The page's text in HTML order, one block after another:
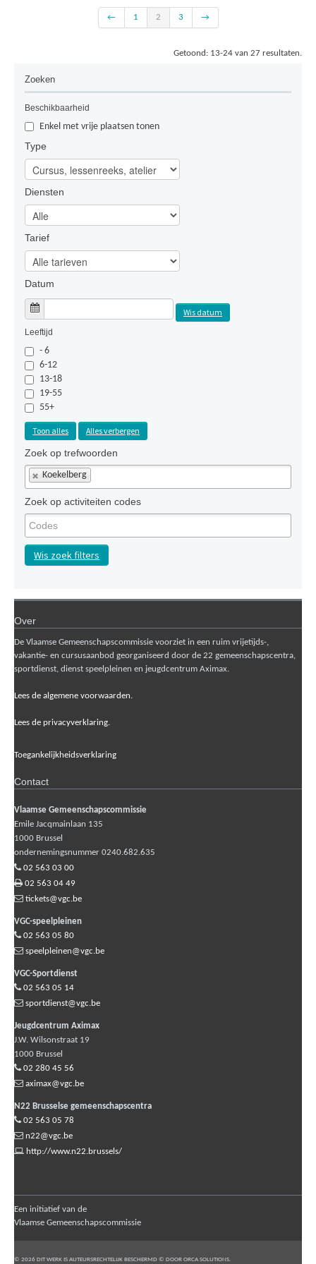
donderdag een uur vrij badmintonnen. Vrij spel betekent
dat je wedstrijdjes speelt met en tegen de andere
← 1 2 3 →
Getoond: 13-24 van 27 resultaten.
Zoeken
Beschikbaarheid
Enkel met vrije plaatsen tonen
Type
Diensten
Tarief
Datum
Wis datum
Leeftijd
- 6
6-12
13-18
19-55
55+
Toon alles Alles verbergen
Zoek op trefwoorden
Koekelberg
Zoek op activiteiten codes
Wis zoek filters
Over
De Vlaamse Gemeenschapscommissie voorziet in een ruim vrijetijds-,
vakantie- en cursusaanbod georganiseerd door de 22 gemeenschapscentra,
sportdienst, dienst speelpleinen en jeugdcentrum Aximax.
Lees de algemene voorwaarden.
Lees de privacyverklaring.
Toegankelijkheidsverklaring
Contact
Vlaamse Gemeenschapscommissie
Emile Jacqmainlaan 135
1000 Brussel
ondernemingsnummer 0240.682.635
02 563 03 00
02 563 04 49
tickets@vgc.be
VGC-speelpleinen
02 563 05 80
speelpleinen@vgc.be
VGC-Sportdienst
02 563 05 14
sportdienst@vgc.be
Jeugdcentrum Aximax
J.W. Wilsonstraat 19
1000 Brussel
02 280 45 56
aximax@vgc.be
N22 Brusselse gemeenschapscentra
02 563 05 78
n22@vgc.be
http://www.n22.brussels/
Een initiatief van de
Vlaamse Gemeenschapscommissie
© 2026 DIT WERK IS AUTEURSRECHTELIJK BESCHERMD © DOOR ORCA SOLUTIONS.